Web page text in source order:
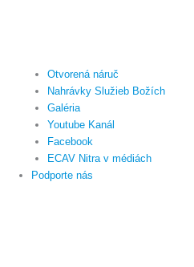
Otvorená náruč
Nahrávky Služieb Božích
Galéria
Youtube Kanál
Facebook
ECAV Nitra v médiách
Podporte nás